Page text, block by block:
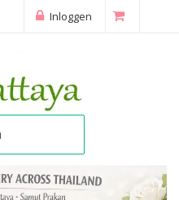
Inloggen